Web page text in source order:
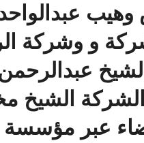
وهيب
و وشركة
الشيخ
عبر مؤسسة